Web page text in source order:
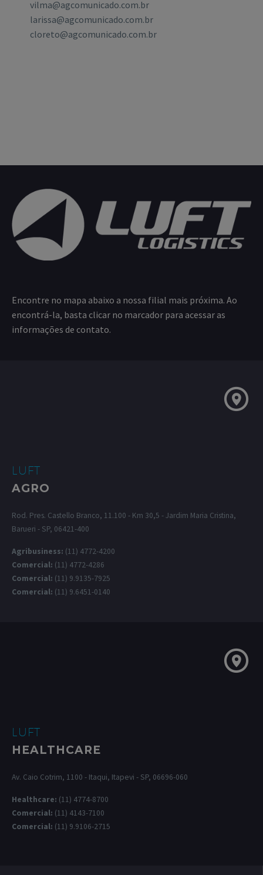
vilma@agcomunicado.com.br
larissa@agcomunicado.com.br
cloreto@agcomunicado.com.br
Encontre no mapa abaixo a nossa filial mais próxima. Ao
encontrá-la, basta clicar no marcador para acessar as
informações de contato.
LUFT
AGRO
Rod. Pres. Castello Branco, 11.100 - Km 30,5 - Jardim Maria Cristina,
Barueri - SP, 06421-400
Agribusiness: (11) 4772-4200
Comercial: (11) 4772-4286
Comercial: (11) 9.9135-7925
Comercial: (11) 9.6451-0140
LUFT
HEALTHCARE
Av. Caio Cotrim, 1100 - Itaqui, Itapevi - SP, 06696-060
Healthcare: (11) 4774-8700
Comercial: (11) 4143-7100
Comercial: (11) 9.9106-2715